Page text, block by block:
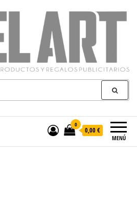
Especialistas en textil publicitario
y regalos personalizados en
MENÚ
0
0,00 €